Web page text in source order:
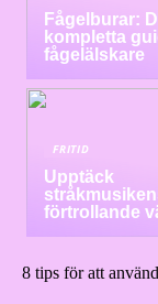
Fågelburar:
kompletta
fågelälskare
FRITID
Upptäck
förtrollande
8 tips för att